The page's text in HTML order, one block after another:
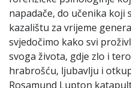
napadače, do učenika koji
kazalištu za vrijeme
svjedočimo kako svi
svoga života, gdje zlo i
hrabrošću, ljubavlju i
Rosamund Lupton